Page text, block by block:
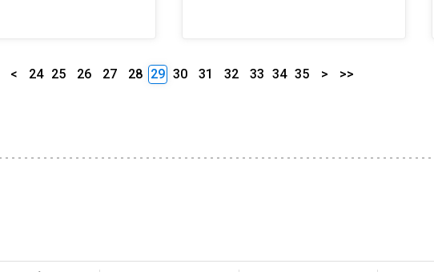
< 24 25 26 27 28 29 30 31 32 33 34 35 > >>